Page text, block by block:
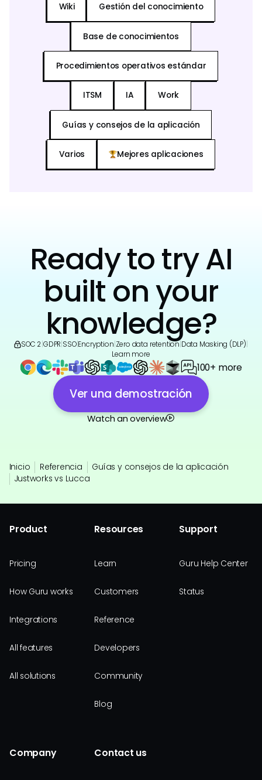
Wiki Gestión del conocimiento
Base de conocimientos
Procedimientos operativos estándar
ITSM IA Work
Guías y consejos de la aplicación
Varios Mejores aplicaciones
Ready to try AI
built on your
knowledge?
SOC 2 GDPR SSO|Encryption Zero data retention Data Masking (DLP)
Learn more
100+ more
Ver una demostración
Watch an overview
Inicio Referencia
Guías y consejos de la aplicación
Justworks vs Lucca
Product
Pricing
How Guru works
Integrations
All features
All solutions
Resources
Learn
Customers
Reference
Developers
Community
Blog
Support
Guru Help Center
Status
Company Contact us